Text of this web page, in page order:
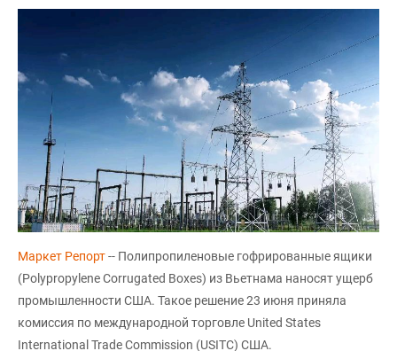
Маркет Репорт-- Полипропиленовые гофрированные ящики
(Polypropylene Corrugated Boxes) из Вьетнама наносят ущерб
промышленности США. Такое решение 23 июня приняла
комиссия по международной торговле United States
International Trade Commission (USITC) США.